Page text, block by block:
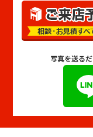
写真を送る